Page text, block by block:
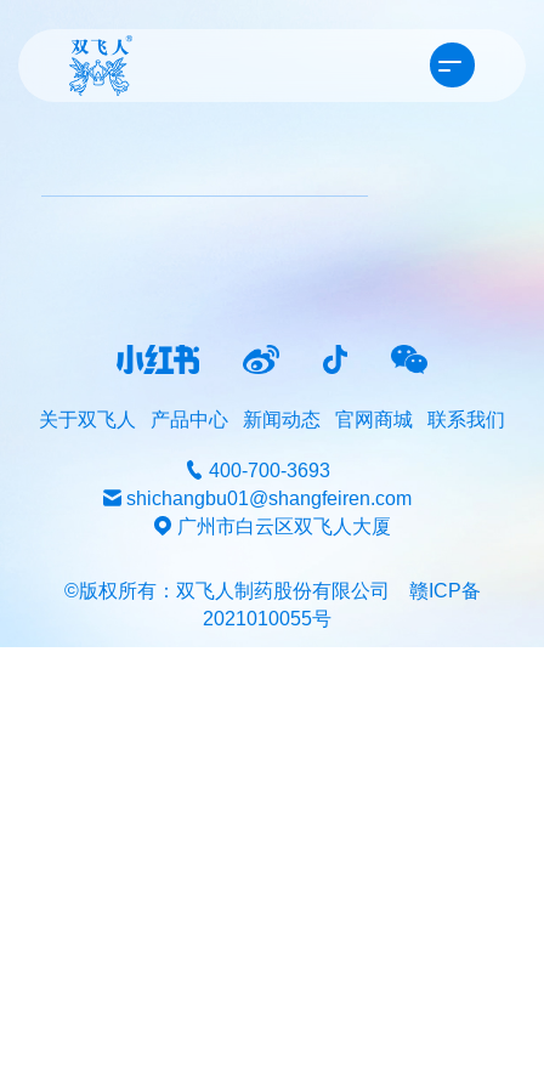
关于双飞人 产品中心 新闻动态 官网商城 联系我们
400-700-3693
shichangbu01@shangfeiren.com
广州市白云区双飞人大厦
©版权所有：双飞人制药股份有限公司 赣ICP备
2021010055号